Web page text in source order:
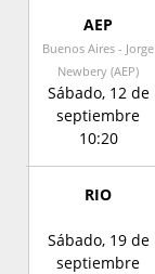
AEP
Buenos Aires - Jorge
Newbery (AEP)
Sábado, 12 de
septiembre
10:20
RIO
Sábado, 19 de
septiembre